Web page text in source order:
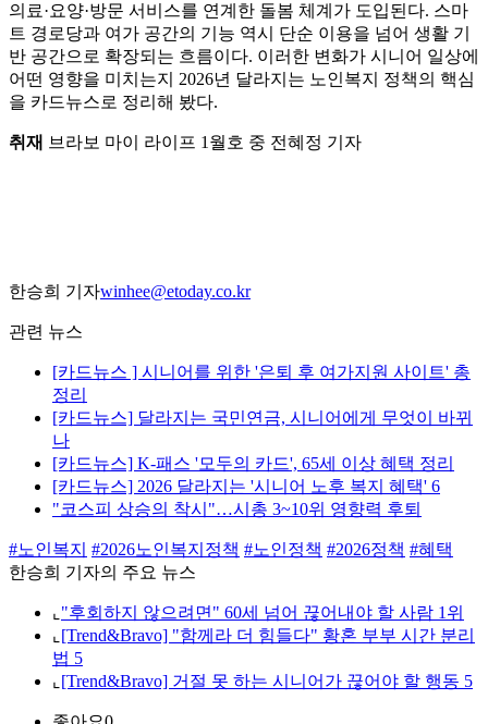
의료·요양·방문 서비스를 연계한 돌봄 체계가 도입된다. 스마
트 경로당과 여가 공간의 기능 역시 단순 이용을 넘어 생활 기
반 공간으로 확장되는 흐름이다. 이러한 변화가 시니어 일상에
어떤 영향을 미치는지 2026년 달라지는 노인복지 정책의 핵심
을 카드뉴스로 정리해 봤다.
취재 브라보 마이 라이프 1월호 중 전혜정 기자
한승희 기자winhee@etoday.co.kr
관련 뉴스
[카드뉴스 ] 시니어를 위한 '은퇴 후 여가지원 사이트' 총
정리
[카드뉴스] 달라지는 국민연금, 시니어에게 무엇이 바뀌
나
[카드뉴스] K-패스 '모두의 카드', 65세 이상 혜택 정리
[카드뉴스] 2026 달라지는 '시니어 노후 복지 혜택' 6
"코스피 상승의 착시"…시총 3~10위 영향력 후퇴
#노인복지 #2026노인복지정책 #노인정책 #2026정책 #혜택
한승희 기자의 주요 뉴스
⌞ "후회하지 않으려면" 60세 넘어 끊어내야 할 사람 1위
⌞ [Trend&Bravo] "함께라 더 힘들다" 황혼 부부 시간 분리
법 5
⌞ [Trend&Bravo] 거절 못 하는 시니어가 끊어야 할 행동 5